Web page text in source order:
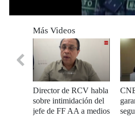
secondsMás Videos
Director de RCV habla
sobre intimidación del
jefe de FF AA a medios